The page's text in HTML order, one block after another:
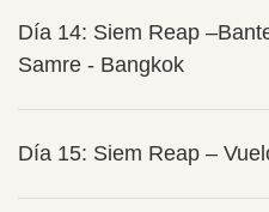
Día 14: Siem Reap
Samre - Bangkok
Día 15: Siem Reap –